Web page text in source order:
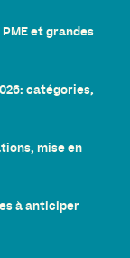
et grandes
catégories,
mise en
à anticiper